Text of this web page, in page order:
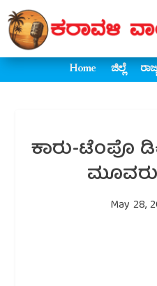
Home ಜಿಲ್ಲೆ ರಾಜ್ಯ
ಕಾರು-ಟೆಂಪೊ
May 28,